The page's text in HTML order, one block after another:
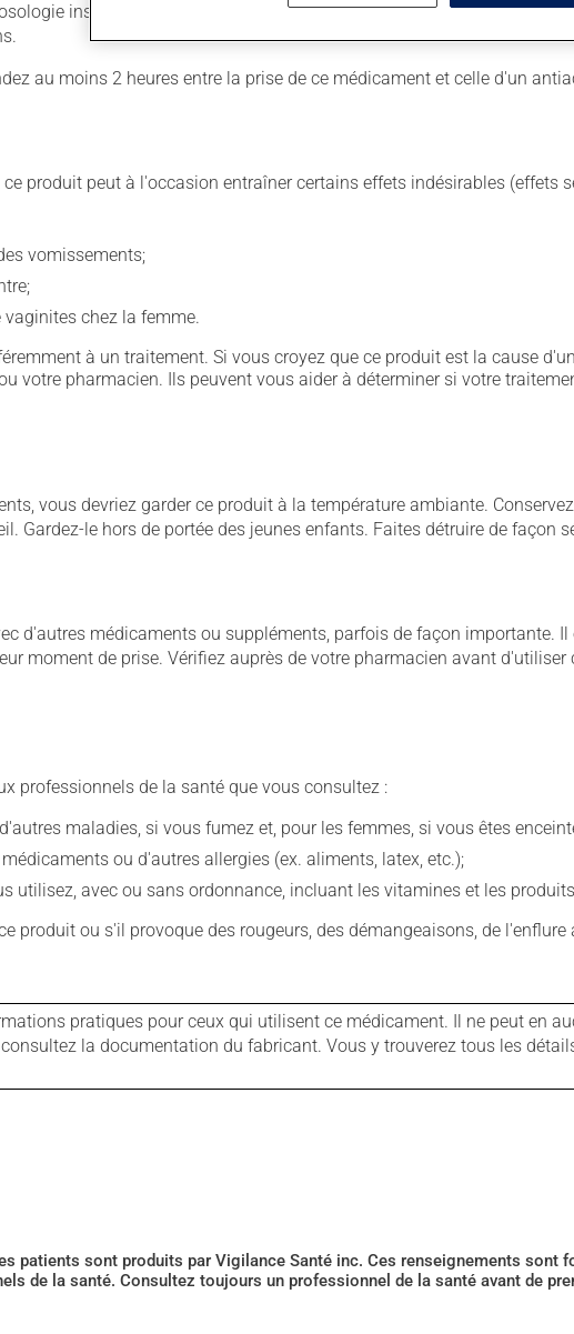
inscrite sur l'étiquette. N'en utilisez pas plus, ni plus souvent
au moins 2 heures entre la prise de ce médicament et celle d'un
ce produit peut à l'occasion entraîner certains effets indésirables (effets
vomissements;
chez la femme.
à un traitement. Si vous croyez que ce produit est la cause
votre pharmacien. Ils peuvent vous aider à déterminer si votre
vous devriez garder ce produit à la température ambiante.
Gardez-le hors de portée des jeunes enfants. Faites détruire de
d'autres médicaments ou suppléments, parfois de façon importante.
moment de prise. Vérifiez auprès de votre pharmacien avant
professionnels de la santé que vous consultez :
maladies, si vous fumez et, pour les femmes, si vous êtes
ou d'autres allergies (ex. aliments, latex, etc.);
utilisez, avec ou sans ordonnance, incluant les vitamines et les
produit ou s'il provoque des rougeurs, des démangeaisons, de
pratiques pour ceux qui utilisent ce médicament. Il ne peut en
la documentation du fabricant. Vous y trouverez tous les
patients sont produits par Vigilance Santé inc. Ces renseignements sont
de la santé. Consultez toujours un professionnel de la santé avant de